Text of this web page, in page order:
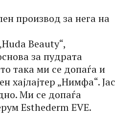
производ за нега на
Beauty“,
за пудрата
така ми се допаѓа и
хајлајтер „Нимфа“. Јас
Ми се допаѓа
Esthederm EVE.